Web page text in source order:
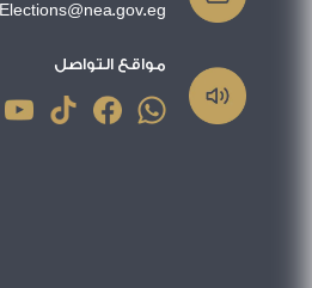
Elections@nea.gov.eg
مواقع التواصل